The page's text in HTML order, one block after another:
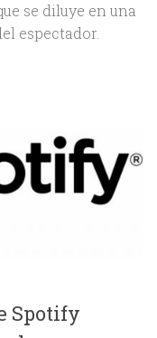
se diluye en una
espectador.
Spotify